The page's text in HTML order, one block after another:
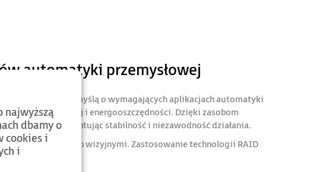
automatyki przemysłowej
z myślą o wymagających aplikacjach automatyki
obliczeniowej i energooszczędności. Dzięki zasobom
dane, gwarantując stabilność i niezawodność działania.
oraz systemach wizyjnymi. Zastosowanie technologii RAID
najwyższą
dbamy o
cookies i
i